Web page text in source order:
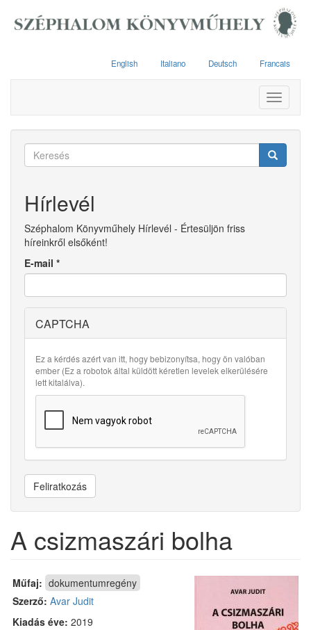
English Italiano Deutsch Francais
Toggle
Keresés
Hírlevél
Széphalom Könyvműhely Hírlevél - Értesüljön friss
híreinkről elsőként!
E-mail *
CAPTCHA
Ez a kérdés azért van itt, hogy bebizonyítsa, hogy ön valóban
ember (Ez a robotok által küldött kéretlen levelek elkerülésére
lett kitalálva).
Feliratkozás
A csizmaszári bolha
Műfaj: dokumentumregény
Szerző: Avar Judit
Kiadás éve: 2019